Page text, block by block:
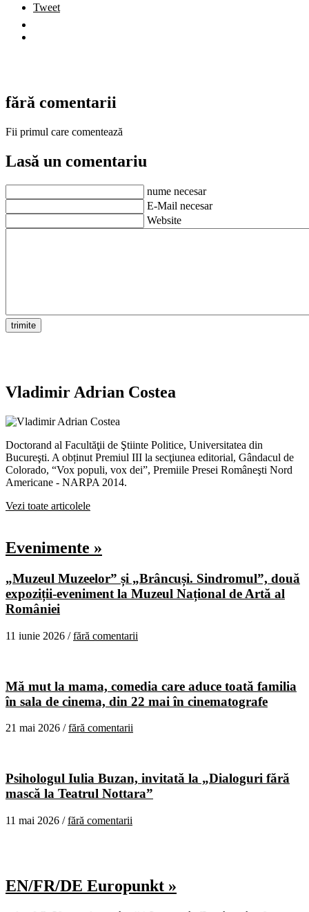
Tweet
fără comentarii
Fii primul care comentează
Lasă un comentariu
nume necesar
E-Mail necesar
Website
Vladimir Adrian Costea
Doctorand al Facultăţii de Ştiinte Politice, Universitatea din
Bucureşti. A obținut Premiul III la secţiunea editorial, Gândacul de
Colorado, “Vox populi, vox dei”, Premiile Presei Româneşti Nord
Americane - NARPA 2014.
Vezi toate articolele
Evenimente »
„Muzeul Muzeelor” și „Brâncuși. Sindromul”, două
expoziții-eveniment la Muzeul Național de Artă al
României
11 iunie 2026 /fără comentarii
Mă mut la mama, comedia care aduce toată familia
în sala de cinema, din 22 mai în cinematografe
21 mai 2026 /fără comentarii
Psihologul Iulia Buzan, invitată la „Dialoguri fără
mască la Teatrul Nottara”
11 mai 2026 /fără comentarii
EN/FR/DE Europunkt »